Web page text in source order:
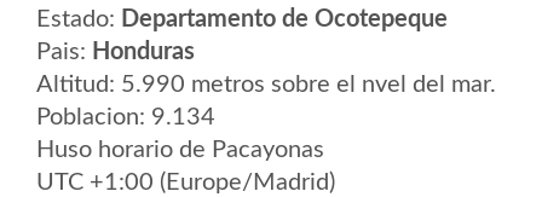
Estado: Departamento de Ocotepeque
Pais: Honduras
Altitud: 5.990 metros sobre el nvel del mar.
Poblacion: 9.134
Huso horario de Pacayonas
UTC +1:00 (Europe/Madrid)